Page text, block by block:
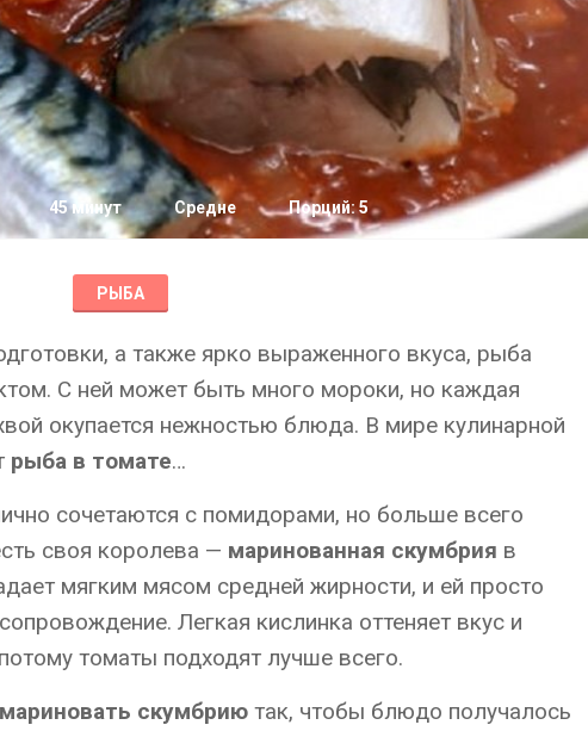
45 минут Средне Порций: 5
РЫБА
а также ярко выраженного вкуса, рыба
С ней может быть много мороки, но каждая
окупается нежностью блюда. В мире кулинарной
рыба в томате…
сочетаются с помидорами, но больше всего
своя королева — маринованная скумбрия в
мягким мясом средней жирности, и ей просто
Легкая кислинка оттеняет вкус и
томаты подходят лучше всего.
скумбрию так, чтобы блюдо получалось